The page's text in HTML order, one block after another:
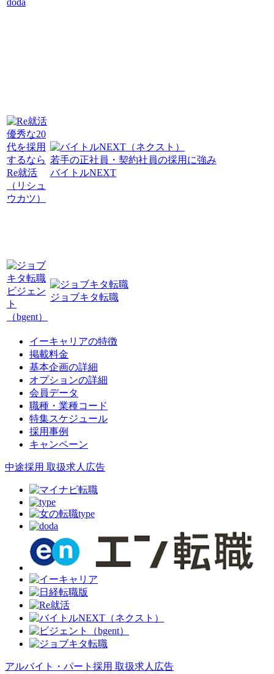
優秀な20
代を採用
するなら
Re就活
（リシュ
ウカツ）
若手の正社員・契約社員の採用に強み
バイトルNEXT
ビジェン
ト
（bgent）
ジョブキタ転職
イーキャリアの特徴
掲載料金
基本企画の詳細
オプションの詳細
会員データ
職種・業種コード
特集スケジュール
採用事例
キャンペーン
中途採用 取扱求人広告
アルバイト・パート採用 取扱求人広告